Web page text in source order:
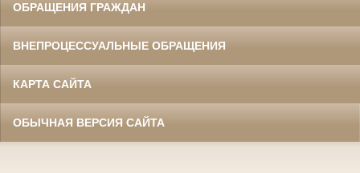
Жилин Иван Назарович
Судья Белгородского областного суда
ОБРАЩЕНИЯ ГРАЖДАН
ВНЕПРОЦЕССУАЛЬНЫЕ ОБРАЩЕНИЯ
КАРТА САЙТА
ОБЫЧНАЯ ВЕРСИЯ САЙТА